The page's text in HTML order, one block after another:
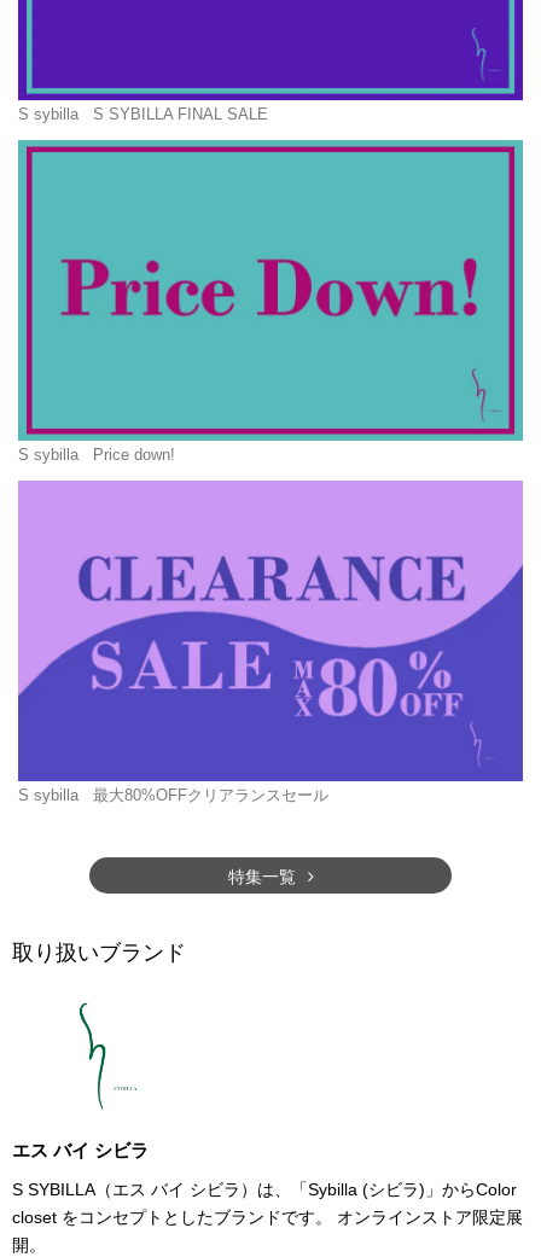
S sybilla S SYBILLA FINAL SALE
S sybilla Price down!
S sybilla 最大80%OFFクリアランスセール
特集一覧
取り扱いブランド
エス バイ シビラ
S SYBILLA（エス バイ シビラ）は、「Sybilla (シビラ)」からColor
closet をコンセプトとしたブランドです。 オンラインストア限定展
開。